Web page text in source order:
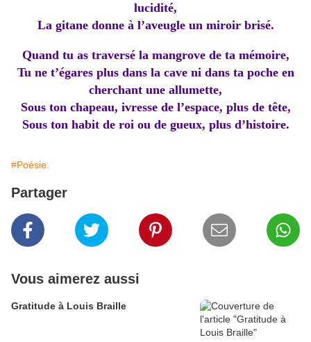
lucidité,
La gitane donne à l’aveugle un miroir brisé.
Quand tu as traversé la mangrove de ta mémoire,
Tu ne t’égares plus dans la cave ni dans ta poche en
cherchant une allumette,
Sous ton chapeau, ivresse de l’espace, plus de tête,
Sous ton habit de roi ou de gueux, plus d’histoire.
#Poésie.
Partager
Vous aimerez aussi
Gratitude à Louis Braille